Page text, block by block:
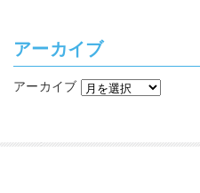
アーカイブ
アーカイブ